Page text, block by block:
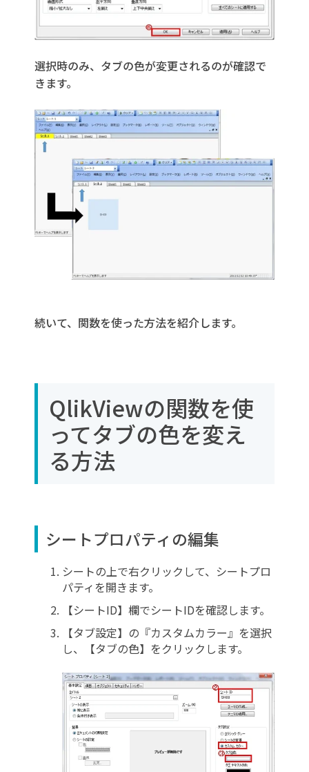
選択時のみ、タブの色が変更されるのが確認で
きます。
続いて、関数を使った方法を紹介します。
QlikViewの関数を使
ってタブの色を変え
る方法
シートプロパティの編集
シートの上で右クリックして、シートプロ
パティを開きます。
【シートID】欄でシートIDを確認します。
【タブ設定】の『カスタムカラー』を選択
し、【タブの色】をクリックします。